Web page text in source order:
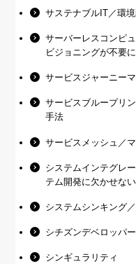
サステナブルIT／環
サーバーレスコンピ
ビジョニングが不要に
サービスジャーニー
サービスブループリ
手法
サービスメッシュ／
システムインテグレ
テム開発に欠かせな
システムシンキング
シチズンデベロッパ
シンギュラリティ